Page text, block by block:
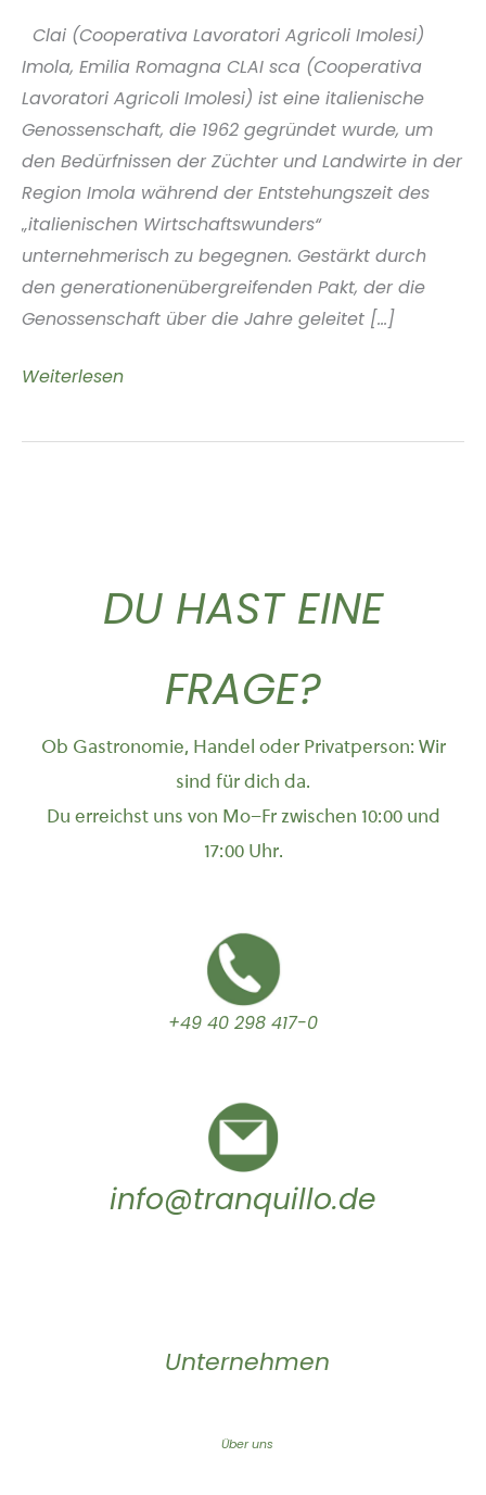
Clai (Cooperativa Lavoratori Agricoli Imolesi)
Imola, Emilia Romagna CLAI sca (Cooperativa
Lavoratori Agricoli Imolesi) ist eine italienische
Genossenschaft, die 1962 gegründet wurde, um
den Bedürfnissen der Züchter und Landwirte in der
Region Imola während der Entstehungszeit des
„italienischen Wirtschaftswunders“
unternehmerisch zu begegnen. Gestärkt durch
den generationenübergreifenden Pakt, der die
Genossenschaft über die Jahre geleitet [...]
Clai
Lavoratori
Weiterlesen
DU HAST EINE
FRAGE?
Ob Gastronomie, Handel oder Privatperson: Wir
sind für dich da.
Du erreichst uns von Mo–Fr zwischen 10:00 und
17:00 Uhr.
+49 40 298 417-0
info@tranquillo.de
Unternehmen
Über uns